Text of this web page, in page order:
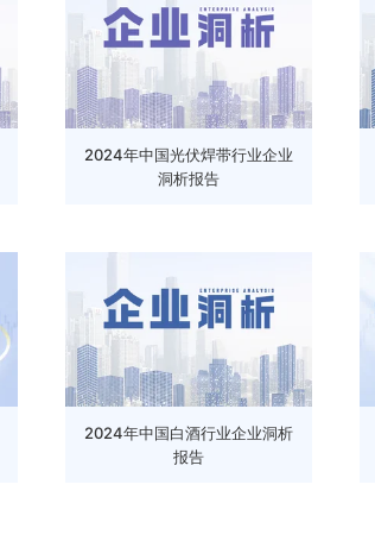
2024年中国光伏焊带行业企业
洞析报告
2024年中国白酒行业企业洞析
报告